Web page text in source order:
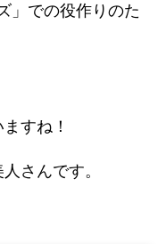
」での役作りのた
すね！
さんです。